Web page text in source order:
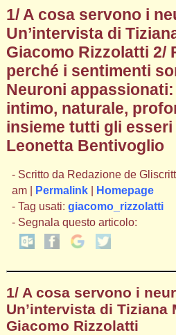
1/ A cosa servono i
Un’intervista di
Giacomo Rizzolatti 2/
perché i sentimenti
Neuroni
intimo, naturale,
insieme tutti gli esseri
Leonetta Bentivoglio
- Scritto da Redazione de
am |
Permalink|
Homepage
- Tag usati: giacomo_rizzolatti
- Segnala questo articolo:
1/ A cosa servono i
Un’intervista di Tiziana
Giacomo Rizzolatti